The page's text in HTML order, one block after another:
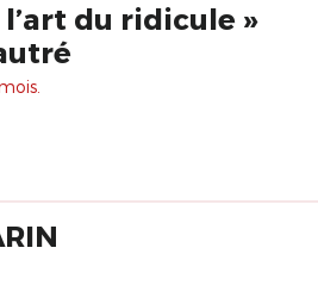
du ridicule »